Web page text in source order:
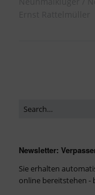
Newsletter:
Sie erhalten
online bereitstehen -